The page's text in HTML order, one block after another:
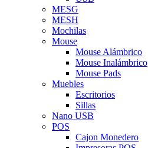
MESG
MESH
Mochilas
Mouse
Mouse Alámbrico
Mouse Inalámbrico
Mouse Pads
Muebles
Escritorios
Sillas
Nano USB
POS
Cajon Monedero